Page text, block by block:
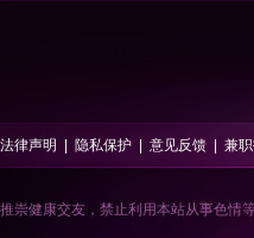
法律声明 隐私保护 意见反馈 兼
推崇健康交友，禁止利用本站从事色情